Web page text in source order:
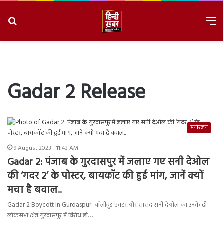
Gadar 2 Release
मनोरंजन
9 August 2023 - 11:43 AM
Gadar 2: पंजाब के गुरदासपुर में जलाए गए सनी देओल
की ‘गदर 2’ के पोस्टर, बायकॉट की हुई मांग, जानें क्यों
मचा है बवाल..
Gadar 2 Boycott In Gurdaspur: बॉलीवुड एक्टर और सांसद सनी देओल का उनके ही
लोकसभा क्षेत्र गुरदासपुर में विरोध हो…